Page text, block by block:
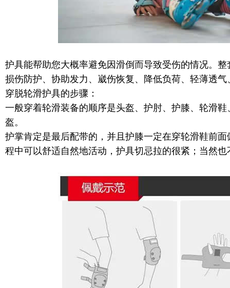
护具能帮助您大概率避免因滑倒而导致受伤的情况。
损伤防护、协助发力、崴伤恢复、降低负荷、轻薄透
穿脱轮滑护具的步骤：
一般穿着轮滑装备的顺序是头盔、护肘、护膝、轮滑
盔。
护掌肯定是最后配带的，并且护膝一定在穿轮滑鞋前
程中可以舒适自然地活动，护具切忌拉的很紧；当然